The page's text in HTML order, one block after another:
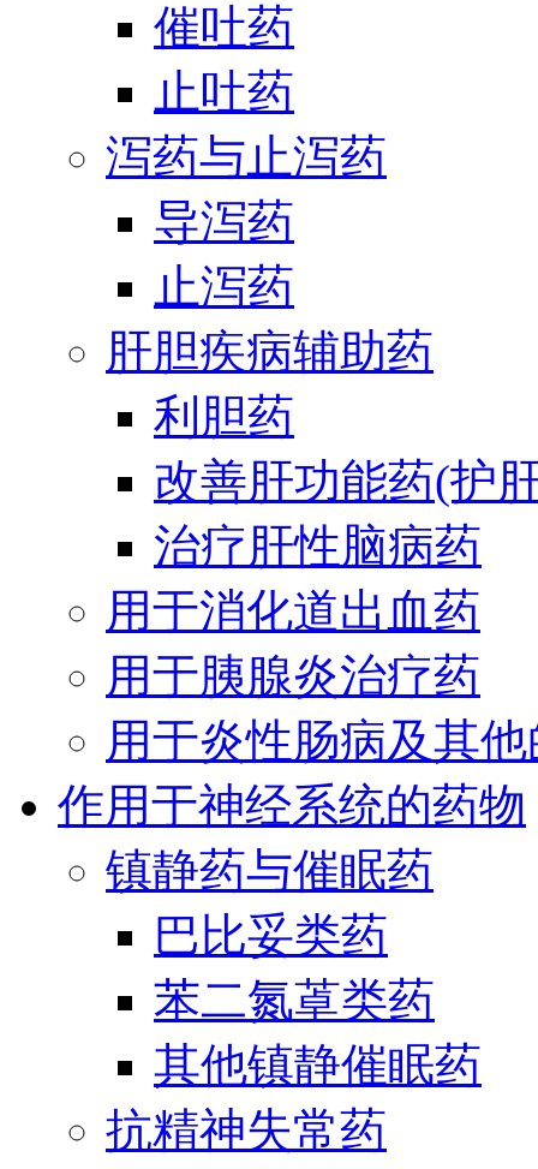
催吐药
止吐药
泻药与止泻药
导泻药
止泻药
肝胆疾病辅助药
利胆药
改善肝功能药(护
治疗肝性脑病药
用于消化道出血药
用于胰腺炎治疗药
用于炎性肠病及其
作用于神经系统的药物
镇静药与催眠药
巴比妥类药
苯二氮䓬类药
其他镇静催眠药
抗精神失常药